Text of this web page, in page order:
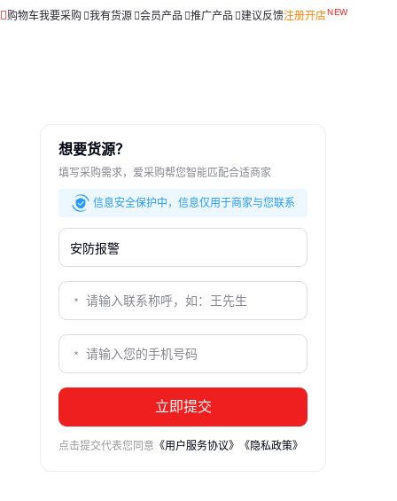
购物车我要采购 我有货源 会员产品 推广产品 建议反馈注册开店
想要货源？
填写采购需求，爱采购帮您智能匹配合适商家
信息安全保护中，信息仅用于商家与您联系
立即提交
点击提交代表您同意 《用户服务协议》 《隐私政策》